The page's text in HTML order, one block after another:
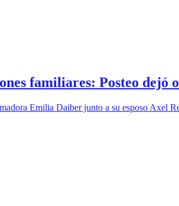
familiares: Posteo dejó
Emilia Daiber junto a su esposo Axel